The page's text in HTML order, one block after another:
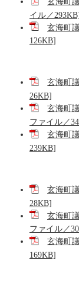
イル／
玄海町
126KB]
玄海町
26KB]
玄海町
ファイル／
玄海町
239KB]
玄海町
28KB]
玄海町
ファイル／
玄海町
169KB]